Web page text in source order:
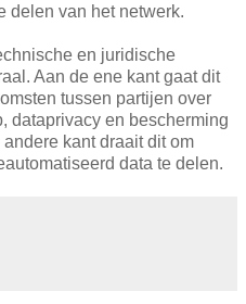
delen van het netwerk.
en juridische
Aan de ene kant gaat dit
tussen partijen over
dataprivacy en bescherming
kant draait dit om
data te delen.